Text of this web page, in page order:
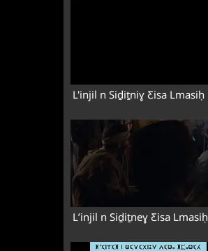
L'injil n Siḏiṯniɣ Ƹisa Lmasiḥ
Lʼinjil n Siḏiṯneɣ Ƹisa Lmasiḥ